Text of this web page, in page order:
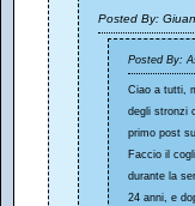
Posted By:
Posted By:
Ciao a tutti,
degli stronzi
primo post
Faccio il
durante la
24 anni, e